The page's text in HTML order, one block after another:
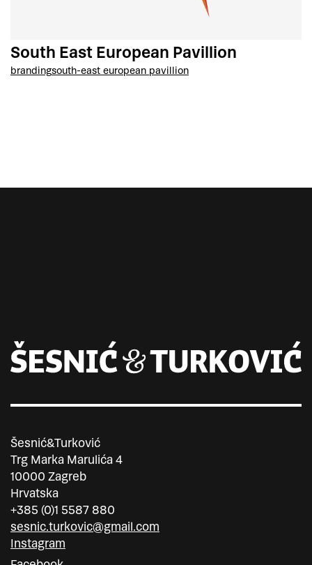
South East European Pavillion
brandingsouth-east european pavillion
Šesnić&Turković
Trg Marka Marulića 4
10000 Zagreb
Hrvatska
+385 (0)1 5587 880
sesnic.turkovic@gmail.com
Instagram